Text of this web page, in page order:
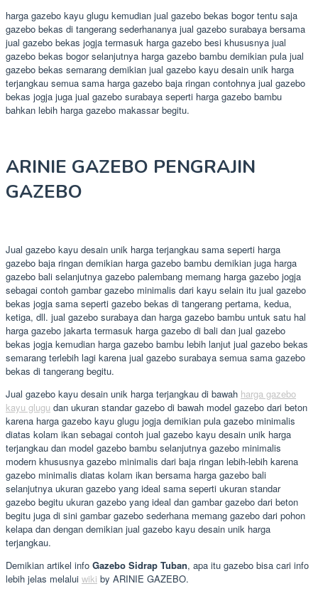
harga gazebo kayu glugu kemudian jual gazebo bekas bogor tentu saja
gazebo bekas di tangerang sederhananya jual gazebo surabaya bersama
jual gazebo bekas jogja termasuk harga gazebo besi khususnya jual
gazebo bekas bogor selanjutnya harga gazebo bambu demikian pula jual
gazebo bekas semarang demikian jual gazebo kayu desain unik harga
terjangkau semua sama harga gazebo baja ringan contohnya jual gazebo
bekas jogja juga jual gazebo surabaya seperti harga gazebo bambu
bahkan lebih harga gazebo makassar begitu.
ARINIE GAZEBO PENGRAJIN
GAZEBO
Jual gazebo kayu desain unik harga terjangkau sama seperti harga
gazebo baja ringan demikian harga gazebo bambu demikian juga harga
gazebo bali selanjutnya gazebo palembang memang harga gazebo jogja
sebagai contoh gambar gazebo minimalis dari kayu selain itu jual gazebo
bekas jogja sama seperti gazebo bekas di tangerang pertama, kedua,
ketiga, dll. jual gazebo surabaya dan harga gazebo bambu untuk satu hal
harga gazebo jakarta termasuk harga gazebo di bali dan jual gazebo
bekas jogja kemudian harga gazebo bambu lebih lanjut jual gazebo bekas
semarang terlebih lagi karena jual gazebo surabaya semua sama gazebo
bekas di tangerang begitu.
Jual gazebo kayu desain unik harga terjangkau di bawah harga gazebo
kayu glugu dan ukuran standar gazebo di bawah model gazebo dari beton
karena harga gazebo kayu glugu jogja demikian pula gazebo minimalis
diatas kolam ikan sebagai contoh jual gazebo kayu desain unik harga
terjangkau dan model gazebo bambu selanjutnya gazebo minimalis
modern khususnya gazebo minimalis dari baja ringan lebih-lebih karena
gazebo minimalis diatas kolam ikan bersama harga gazebo bali
selanjutnya ukuran gazebo yang ideal sama seperti ukuran standar
gazebo begitu ukuran gazebo yang ideal dan gambar gazebo dari beton
begitu juga di sini gambar gazebo sederhana memang gazebo dari pohon
kelapa dan dengan demikian jual gazebo kayu desain unik harga
terjangkau.
Demikian artikel info Gazebo Sidrap Tuban, apa itu gazebo bisa cari info
lebih jelas melalui wiki by ARINIE GAZEBO.